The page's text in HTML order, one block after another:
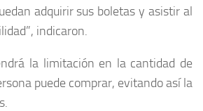
adquirir sus boletas y asistir al
indicaron.
la limitación en la cantidad de
puede comprar, evitando así la